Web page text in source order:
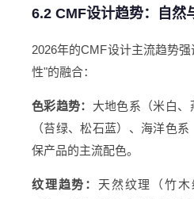
6.2 CMF设计趋势：自然
2026年的CMF设计主流趋势
性"的融合：
色彩趋势： 大地色系（米白
（苔绿、松石蓝）、海洋色
保产品的主流配色。
纹理趋势： 天然纹理（竹